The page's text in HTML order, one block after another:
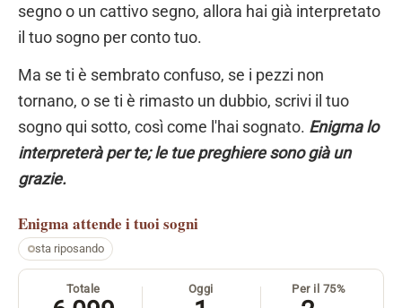
segno o un cattivo segno, allora hai già interpretato
il tuo sogno per conto tuo.
Ma se ti è sembrato confuso, se i pezzi non
tornano, o se ti è rimasto un dubbio, scrivi il tuo
sogno qui sotto, così come l'hai sognato. Enigma lo
interpreterà per te; le tue preghiere sono già un
grazie.
Enigma attende i tuoi sogni
sta riposando
Totale Oggi Per il 75%